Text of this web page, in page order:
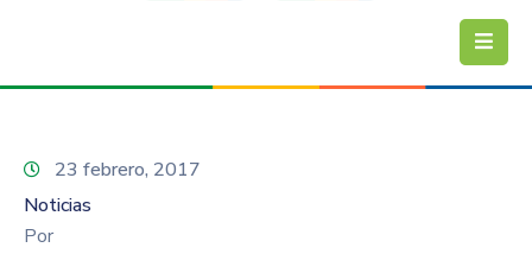
23 febrero, 2017
Noticias
Por